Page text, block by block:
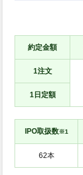
約定金額
1注文
1日定額
IPO取扱数※1